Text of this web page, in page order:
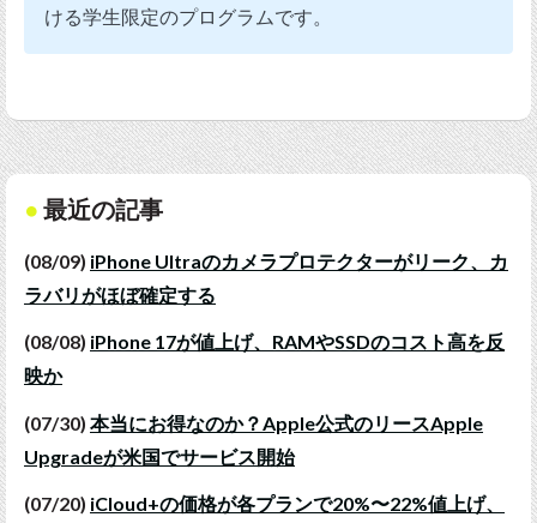
ける学生限定のプログラムです。
最近の記事
(08/09) iPhone Ultraのカメラプロテクターがリーク、カ
ラバリがほぼ確定する
(08/08) iPhone 17が値上げ、RAMやSSDのコスト高を反
映か
(07/30) 本当にお得なのか？Apple公式のリースApple
Upgradeが米国でサービス開始
(07/20) iCloud+の価格が各プランで20%〜22%値上げ、